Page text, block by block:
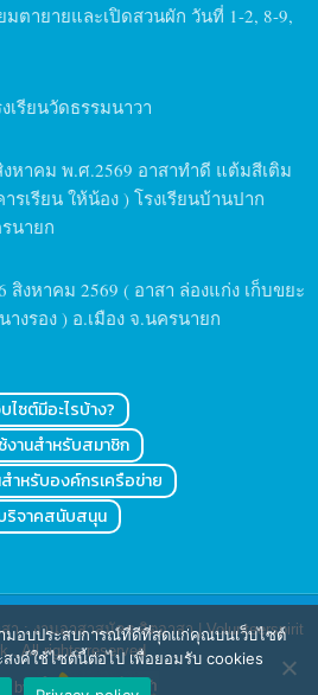
ตายายและเปิดสวนผัก วันที่ 1-2, 8-9,
เรียนวัดธรรมนาวา
งหาคม พ.ศ.2569 อาสาทำดี แต้มสีเติม
เรียน ให้น้อง ) โรงเรียนบ้านปาก
นายก
สิงหาคม 2569 ( อาสา ล่องแก่ง เก็บขยะ
งรอง ) อ.เมือง จ.นครนายก
บไซต์มีอะไรบ้าง?
งานสำหรับสมาชิก
สำหรับองค์กรเครือข่าย
ริจาคสนับสนุน
า : งานอาสาสมัคร จิตอาสา | Volunteerspirit
. All rights reserved.
by
ามอบประสบการณ์ที่ดีที่สุดแก่คุณบนเว็บไซต์
งค์ใช้ไซต์นี้ต่อไป เพื่อยอมรับ cookies